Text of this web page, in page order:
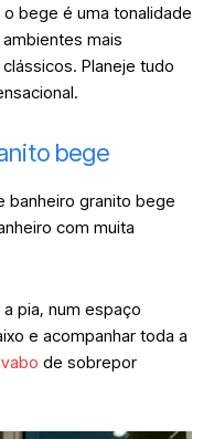
bege é uma tonalidade
mais
Planeje tudo
bege
banheiro granito bege
com muita
pia, num espaço
e acompanhar toda a
de sobrepor